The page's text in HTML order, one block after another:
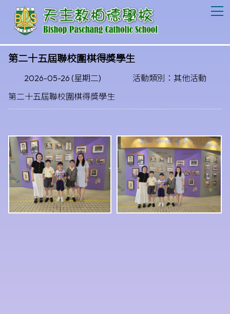
第二十五屆聯校圍棋得獎學生
2026-05-26 (星期二)
活動類別：其他活動
第二十五屆聯校圍棋得獎學生